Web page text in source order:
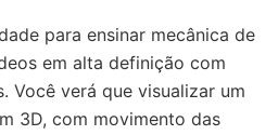
para ensinar mecânica de
em alta definição com
Você verá que visualizar um
3D, com movimento das